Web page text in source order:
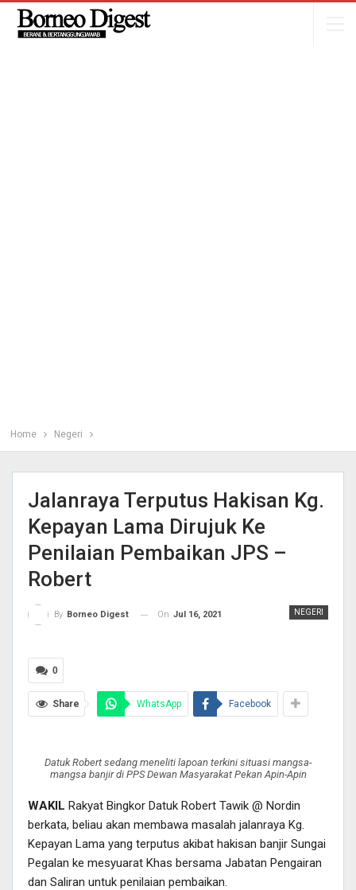
Home Negeri
Jalanraya Terputus Hakisan Kg.
Kepayan Lama Dirujuk Ke
Penilaian Pembaikan JPS –
Robert
NEGERI
By Borneo Digest On Jul 16, 2021
0
Share WhatsApp Facebook
Datuk Robert sedang meneliti lapoan terkini situasi mangsa-
mangsa banjir di PPS Dewan Masyarakat Pekan Apin-Apin
WAKIL Rakyat Bingkor Datuk Robert Tawik @ Nordin
berkata, beliau akan membawa masalah jalanraya Kg.
Kepayan Lama yang terputus akibat hakisan banjir Sungai
Pegalan ke mesyuarat Khas bersama Jabatan Pengairan
dan Saliran untuk penilaian pembaikan.